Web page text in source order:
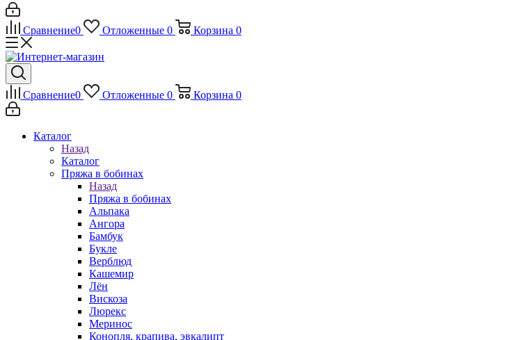
Сравнение0 Отложенные 0 Корзина 0
Сравнение0 Отложенные 0 Корзина 0
Каталог
Назад
Каталог
Пряжа в бобинах
Назад
Пряжа в бобинах
Альпака
Ангора
Бамбук
Букле
Верблюд
Кашемир
Лён
Вискоза
Люрекс
Меринос
Конопля, крапива, эвкалипт